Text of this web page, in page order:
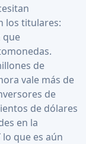
los titulares:
que
de
vale más de
de
de dólares
en la
que es aún